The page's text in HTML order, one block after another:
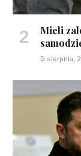
Mieli
9 sierpnia,